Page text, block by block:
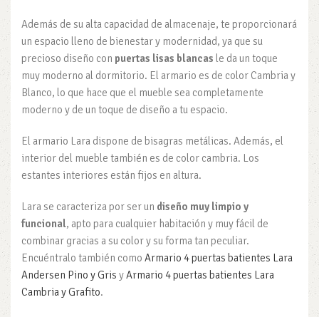
Además de su alta capacidad de almacenaje, te proporcionará
un espacio lleno de bienestar y modernidad, ya que su
precioso diseño con puertas lisas blancas le da un toque
muy moderno al dormitorio. El armario es de color Cambria y
Blanco, lo que hace que el mueble sea completamente
moderno y de un toque de diseño a tu espacio.
El armario Lara dispone de bisagras metálicas. Además, el
interior del mueble también es de color cambria. Los
estantes interiores están fijos en altura.
Lara se caracteriza por ser un diseño muy limpio y
funcional, apto para cualquier habitación y muy fácil de
combinar gracias a su color y su forma tan peculiar.
Encuéntralo también como Armario 4 puertas batientes Lara
Andersen Pino y Gris yArmario 4 puertas batientes Lara
Cambria y Grafito.